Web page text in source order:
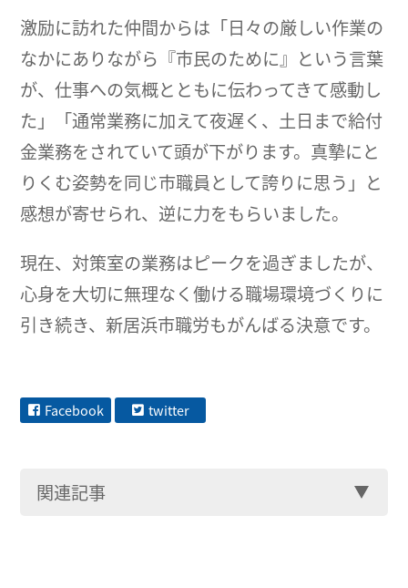
激励に訪れた仲間からは「日々の厳しい作業の
なかにありながら『市民のために』という言葉
が、仕事への気概とともに伝わってきて感動し
た」「通常業務に加えて夜遅く、土日まで給付
金業務をされていて頭が下がります。真摯にと
りくむ姿勢を同じ市職員として誇りに思う」と
感想が寄せられ、逆に力をもらいました。
現在、対策室の業務はピークを過ぎましたが、
心身を大切に無理なく働ける職場環境づくりに
引き続き、新居浜市職労もがんばる決意です。
Facebook twitter
関連記事